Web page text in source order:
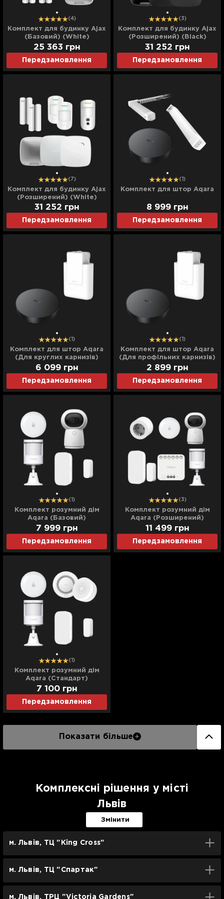
(4)
Комплект для будинку Ajax
(Базовий) (White)
Передзамовлення
25 363 грн
(3)
Комплект для будинку Ajax
(Розширений) (Black)
Передзамовлення
31 252 грн
(7)
Комплект для будинку Ajax
(Розширений) (White)
Передзамовлення
31 252 грн
(1)
Комплект для штор Aqara
Передзамовлення
8 999 грн
(1)
Комплект для штор Aqara
(Для круглих карнизів)
Передзамовлення
6 099 грн
(1)
Комплект для штор Aqara
(Для профільних карнизів)
Передзамовлення
2 899 грн
(1)
Комплект розумний дім
Aqara (Базовий)
Передзамовлення
7 999 грн
(3)
Комплект розумний дім
Aqara (Розширений)
Передзамовлення
11 499 грн
(1)
Комплект розумний дім
Aqara (Стандарт)
Передзамовлення
7 100 грн
Показати більше
Комплексні рішення у місті
Львів
Змінити
м. Львів, ТЦ "King Cross"
м. Львів, ТЦ "Спартак"
м. Львів, ТРЦ "Victoria Gardens"